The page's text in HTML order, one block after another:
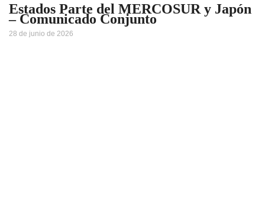
Estados Parte del MERCOSUR y Japón
– Comunicado Conjunto
28 de junio de 2026